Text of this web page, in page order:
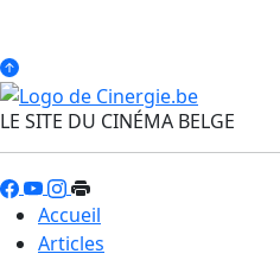
LE SITE DU CINÉMA BELGE
Accueil
Articles